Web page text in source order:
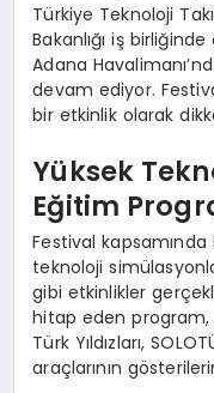
Türkiye Teknoloji
Bakanlığı iş
Adana
devam ediyor.
bir etkinlik olarak
Yüksek
Eğitim
Festival
teknoloji
gibi etkinlikler
hitap eden program,
Türk Yıldızları,
araçlarının